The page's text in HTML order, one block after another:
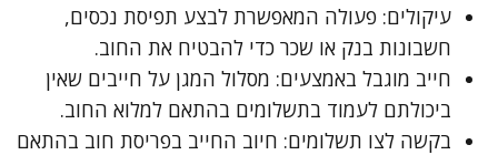
עיקולים: פעולה המאפשרת לבצע תפיסת נכסים,
חשבונות בנק או שכר כדי להבטיח את החוב.
חייב מוגבל באמצעים: מסלול המגן על חייבים שאין
ביכולתם לעמוד בתשלומים בהתאם למלוא החוב.
בקשה לצו תשלומים: חיוב החייב בפריסת חוב בהתאם